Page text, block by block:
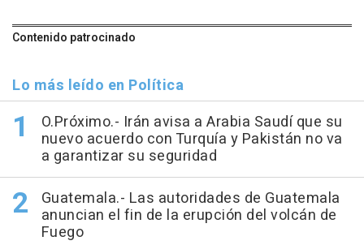
Contenido patrocinado
Lo más leído en Política
O.Próximo.- Irán avisa a Arabia Saudí que su
nuevo acuerdo con Turquía y Pakistán no va
a garantizar su seguridad
Guatemala.- Las autoridades de Guatemala
anuncian el fin de la erupción del volcán de
Fuego